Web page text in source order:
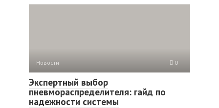
Новости 0
Экспертный выбор
пневмораспределителя: гайд по
надежности системы